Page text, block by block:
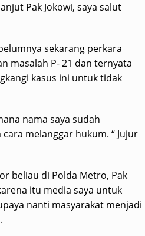
Pak Jokowi, saya salut
sekarang perkara
masalah P- 21 dan ternyata
kasus ini untuk tidak
nama saya sudah
melanggar hukum. “ Jujur
beliau di Polda Metro, Pak
itu media saya untuk
nanti masyarakat menjadi